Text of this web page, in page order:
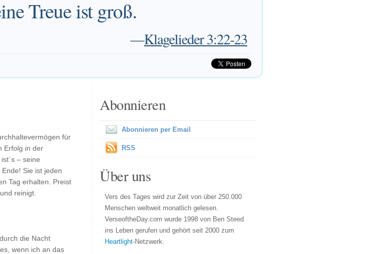
Treue ist groß.
—Klagelieder 3:22-23
für
Erfolg in der
– seine
Sie ist jeden
Tag erhalten. Preist
reinigt.
die Nacht
wenn ich an das
Abonnieren
Abonnieren per Email
RSS
Über uns
Vers des Tages wird zur Zeit von über 250.000
Menschen weltweit monatlich gelesen.
VerseoftheDay.com wurde 1998 von Ben Steed
ins Leben gerufen und gehört seit 2000 zum
Heartlight-Netzwerk.